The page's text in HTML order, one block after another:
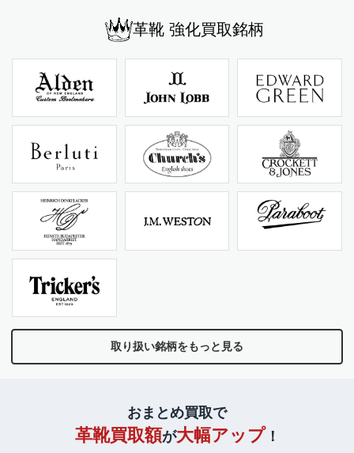
革靴 強化買取銘柄
取り扱い銘柄をもっと見る
おまとめ買取で
革靴買取額が大幅アップ！